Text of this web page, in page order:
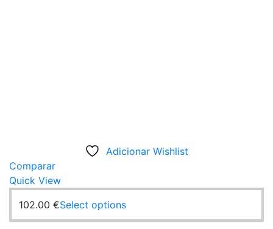
Adicionar Wishlist
Comparar
Quick View
102.00 €Select optionsThis
product